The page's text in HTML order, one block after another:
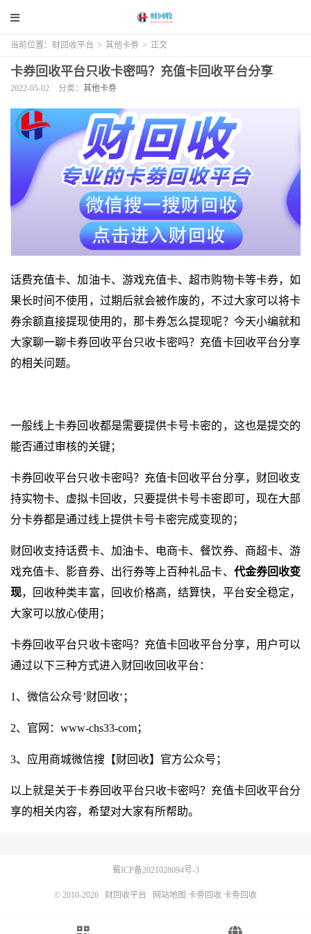
当前位置： 财回收平台 > 其他卡劵 > 正文
卡券回收平台只收卡密吗？充值卡回收平台分享
2022-05-02 分类： 其他卡劵
话费充值卡、加油卡、游戏充值卡、超市购物卡等卡券，如
果长时间不使用，过期后就会被作废的，不过大家可以将卡
券余额直接提现使用的，那卡券怎么提现呢？今天小编就和
大家聊一聊卡券回收平台只收卡密吗？充值卡回收平台分享
的相关问题。
一般线上卡券回收都是需要提供卡号卡密的，这也是提交的
能否通过审核的关键；
卡券回收平台只收卡密吗？充值卡回收平台分享，财回收支
持实物卡、虚拟卡回收，只要提供卡号卡密即可，现在大部
分卡券都是通过线上提供卡号卡密完成变现的；
财回收支持话费卡、加油卡、电商卡、餐饮券、商超卡、游
戏充值卡、影音券、出行券等上百种礼品卡、 代金券回收变
现，回收种类丰富，回收价格高，结算快，平台安全稳定，
大家可以放心使用；
卡券回收平台只收卡密吗？充值卡回收平台分享，用户可以
通过以下三种方式进入财回收回收平台：
1、微信公众号’财回收‘；
2、官网： www-chs33-com；
3、应用商城微信搜【财回收】官方公众号；
以上就是关于卡券回收平台只收卡密吗？充值卡回收平台分
享的相关内容，希望对大家有所帮助。
蜀ICP备2021028094号-3
© 2010-2026 财回收平台 网站地图 卡劵回收 卡劵回收